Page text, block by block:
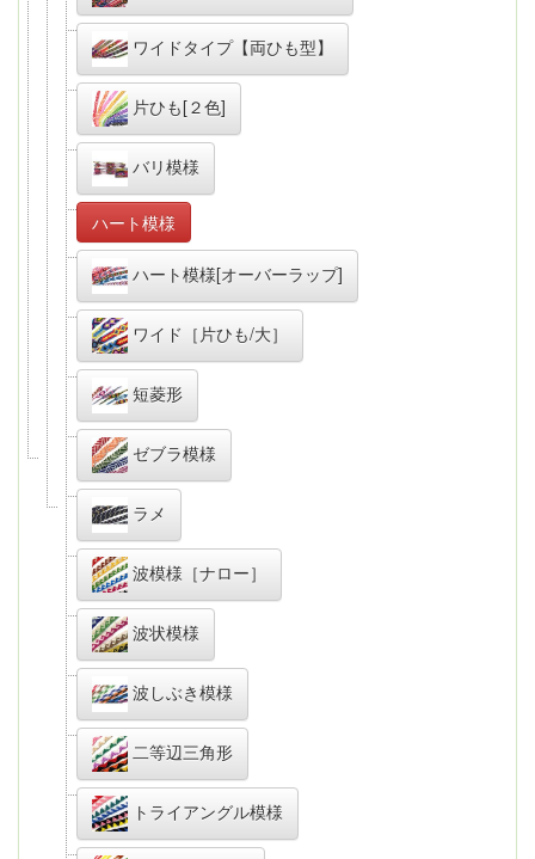
ワイドタイプ【両ひも型】
片ひも[２色]
バリ模様
ハート模様
ハート模様[オーバーラップ]
ワイド［片ひも/大］
短菱形
ゼブラ模様
ラメ
波模様［ナロー］
波状模様
波しぶき模様
二等辺三角形
トライアングル模様